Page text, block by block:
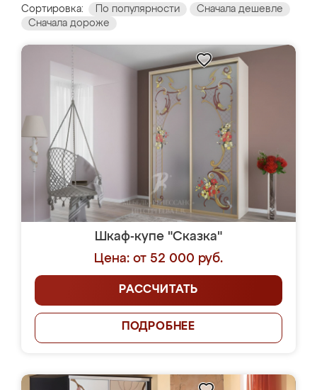
Сортировка: По популярности
Сначала дешевле
Сначала дороже
Шкаф-купе "Сказка"
Цена: от 52 000 руб.
РАССЧИТАТЬ
ПОДРОБНЕЕ